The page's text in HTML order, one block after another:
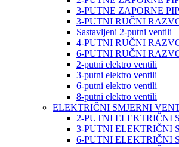
3-PUTNE ZAPORNE
3-PUTNI RUČNI
Sastavljeni 2-putni ventili
4-PUTNI RUČNI
6-PUTNI RUČNI
2-putni elektro ventili
3-putni elektro ventili
6-putni elektro ventili
8-putni elektro ventili
ELEKTRIČNI SMJERNI
2-PUTNI ELEKTRIČNI
3-PUTNI ELEKTRIČNI
6-PUTNI ELEKTRIČNI